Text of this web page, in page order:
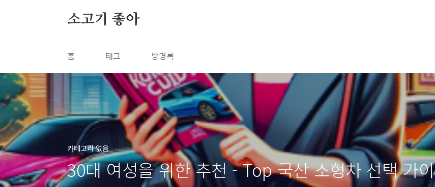
소고기 좋아
홈 태그 방명록
카테고리 없음
30대 여성을 위한 추천 - Top 국산 소형차 선택 가